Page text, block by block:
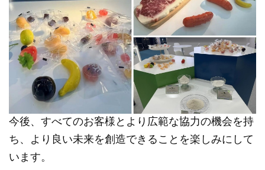
今後、すべてのお客様とより広範な協力の機会を持
ち、より良い未来を創造できることを楽しみにして
います。